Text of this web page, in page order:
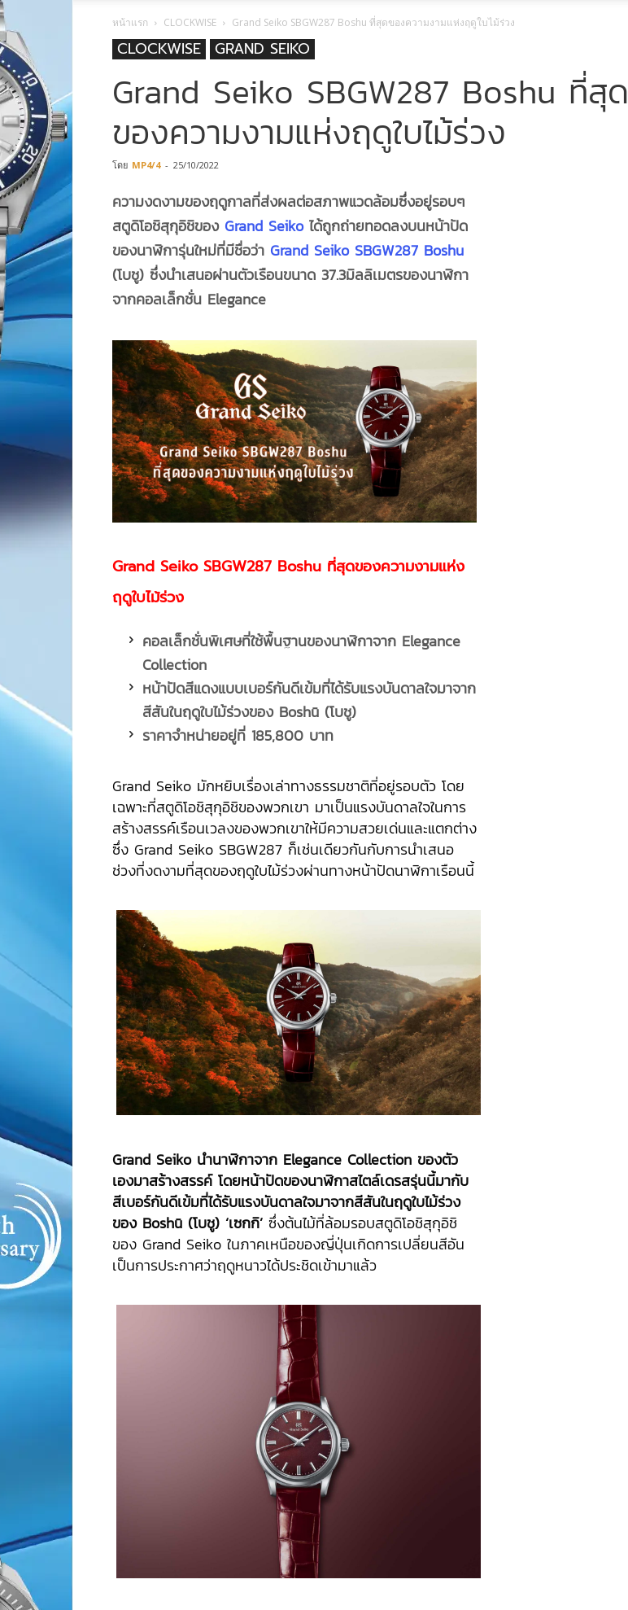
หน้าแรก CLOCKWISE Grand Seiko SBGW287 Boshu ที่สุดของความงามแห่งฤดูใบไม้ร่วง
CLOCKWISE GRAND SEIKO
Grand Seiko SBGW287 Boshu ที่สุด
ของความงามแห่งฤดูใบไม้ร่วง
โดย MP4/4 - 25/10/2022
ความงดงามของฤดูกาลที่ส่งผลต่อสภาพแวดล้อมซึ่งอยู่รอบๆ
สตูดิโอชิสุกุอิชิของ Grand Seikoได้ถูกถ่ายทอดลงบนหน้าปัด
ของนาฬิการุ่นใหม่ที่มีชื่อว่า Grand Seiko SBGW287 Boshu
(โบชู) ซึ่งนำเสนอผ่านตัวเรือนขนาด 37.3มิลลิเมตรของนาฬิกา
จากคอลเล็กชั่น Elegance
Grand Seiko SBGW287 Boshu ที่สุดของความงามแห่ง
ฤดูใบไม้ร่วง
คอลเล็กชั่นพิเศษที่ใช้พื้นฐานของนาฬิกาจาก Elegance
Collection
หน้าปัดสีแดงแบบเบอร์กันดีเข้มที่ได้รับแรงบันดาลใจมาจาก
สีสันในฤดูใบไม้ร่วงของ Boshū (โบชู)
ราคาจำหน่ายอยู่ที่ 185,800 บาท
Grand Seiko มักหยิบเรื่องเล่าทางธรรมชาติที่อยู่รอบตัว โดย
เฉพาะที่สตูดิโอชิสุกุอิชิของพวกเขา มาเป็นแรงบันดาลใจในการ
สร้างสรรค์เรือนเวลงของพวกเขาให้มีความสวยเด่นและแตกต่าง
ซึ่ง Grand Seiko SBGW287 ก็เช่นเดียวกันกับการนำเสนอ
ช่วงที่งดงามที่สุดของฤดูใบไม้ร่วงผ่านทางหน้าปัดนาฬิกาเรือนนี้
Grand Seiko นำนาฬิกาจาก Elegance Collection ของตัว
เองมาสร้างสรรค์ โดยหน้าปัดของนาฬิกาสไตล์เดรสรุ่นนี้มากับ
สีเบอร์กันดีเข้มที่ได้รับแรงบันดาลใจมาจากสีสันในฤดูใบไม้ร่วง
ของ Boshū (โบชู) ‘เซกกิ’ ซึ่งต้นไม้ที่ล้อมรอบสตูดิโอชิสุกุอิชิ
ของ Grand Seiko ในภาคเหนือของญี่ปุ่นเกิดการเปลี่ยนสีอัน
เป็นการประกาศว่าฤดูหนาวได้ประชิดเข้ามาแล้ว